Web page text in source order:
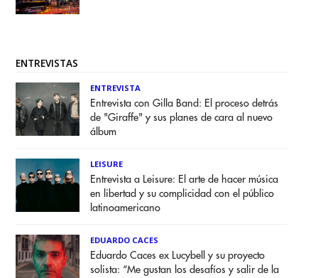
ENTREVISTAS
ENTREVISTA
Entrevista con Gilla Band: El proceso detrás
de "Giraffe" y sus planes de cara al nuevo
álbum
LEISURE
Entrevista a Leisure: El arte de hacer música
en libertad y su complicidad con el público
latinoamericano
EDUARDO CACES
Eduardo Caces ex Lucybell y su proyecto
solista: “Me gustan los desafíos y salir de la